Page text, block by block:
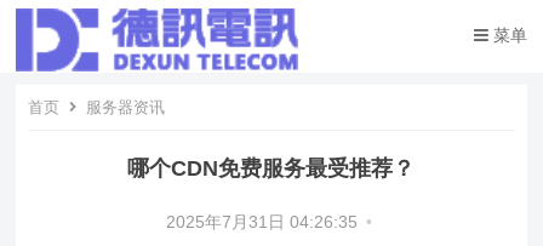
菜单
首页 服务器资讯
哪个CDN免费服务最受推荐？
2025年7月31日 04:26:35 •